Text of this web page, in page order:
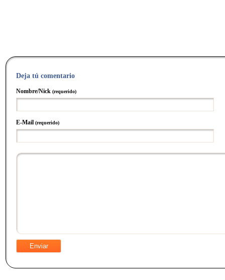
Deja tú comentario
Nombre/Nick (requerido)
E-Mail (requerido)